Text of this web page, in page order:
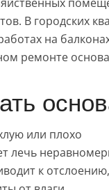
В городских
на
ремонте
или плохо
лечь
к отслоению,